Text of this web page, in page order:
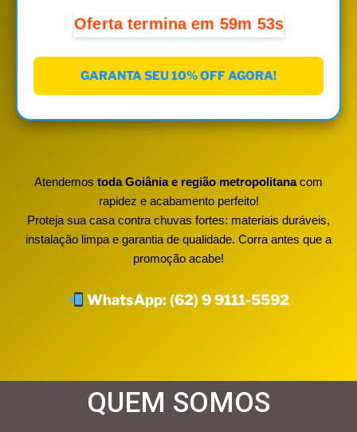
Oferta termina em 59m 52s
GARANTA SEU 10% OFF AGORA!
Atendemos toda Goiânia e região metropolitanacom
rapidez e acabamento perfeito!
Proteja sua casa contra chuvas fortes: materiais duráveis,
instalação limpa e garantia de qualidade. Corra antes que a
promoção acabe!
WhatsApp: (62) 9 9111-5592
QUEM SOMOS